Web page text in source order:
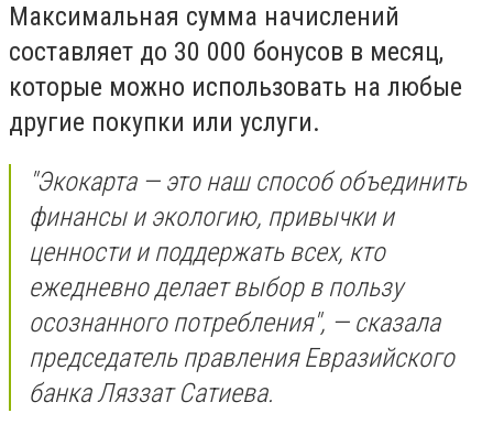
Максимальная сумма начислений
составляет до 30 000 бонусов в месяц,
которые можно использовать на любые
другие покупки или услуги.
"Экокарта — это наш способ объединить
финансы и экологию, привычки и
ценности и поддержать всех, кто
ежедневно делает выбор в пользу
осознанного потребления", — сказала
председатель правления Евразийского
банка Ляззат Сатиева.